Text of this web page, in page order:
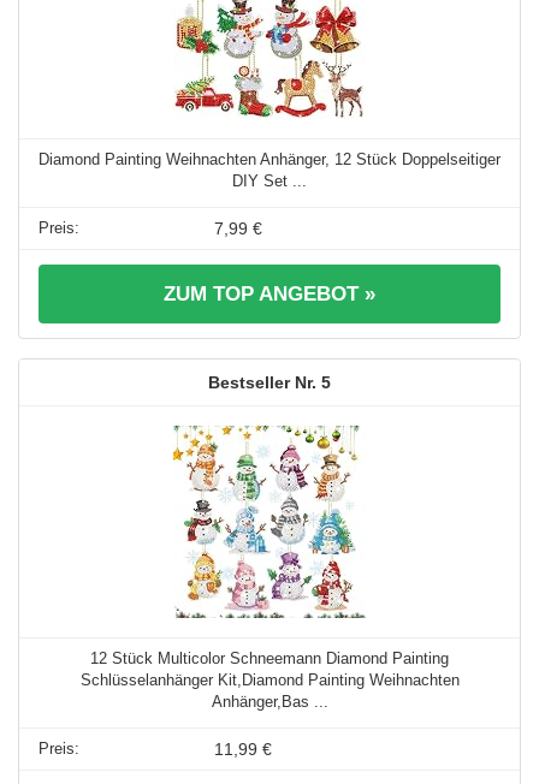
Diamond Painting Weihnachten Anhänger, 12 Stück Doppelseitiger
DIY Set ...
7,99 €
ZUM TOP ANGEBOT »
5
12 Stück Multicolor Schneemann Diamond Painting
Schlüsselanhänger Kit,Diamond Painting Weihnachten
Anhänger,Bas ...
11,99 €